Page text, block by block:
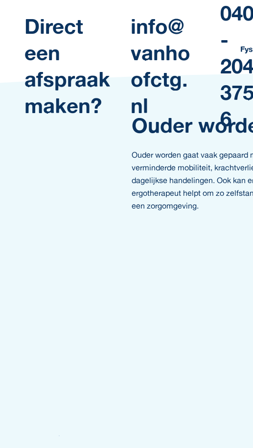
Direct
een
afspraak
maken?
info@
vanho
ofctg.
nl
-
6
Ouder
Ouder worden gaat vaak
verminderde mobiliteit,
dagelijkse handelingen. Ook kan
ergotherapeut helpt om zo
een zorgomgeving.